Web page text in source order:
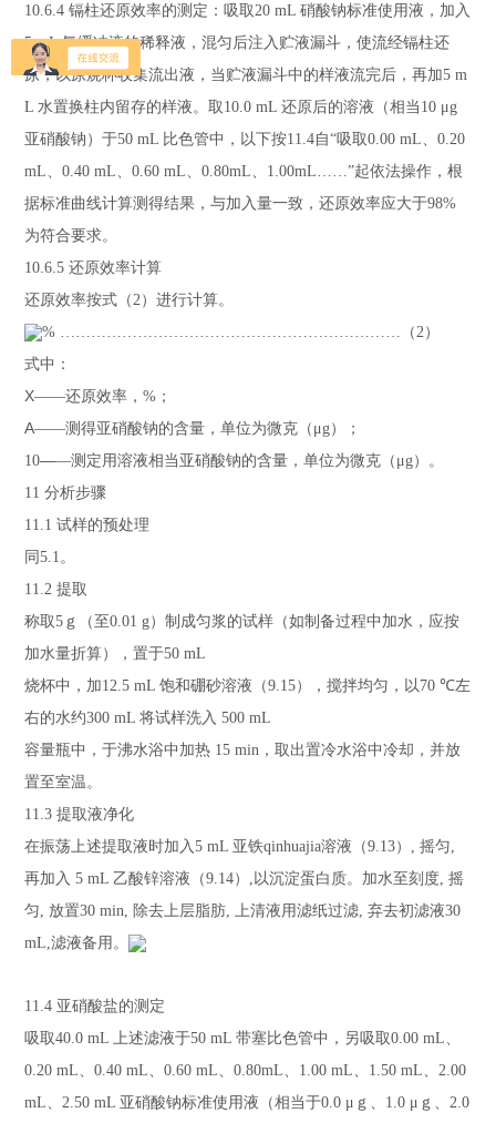
10.6.4 镉柱还原效率的测定：吸取20 mL硝酸钠标准使用液，加入
5 mL氨缓冲液的稀释液，混匀后注入贮液漏斗，使流经镉柱还
原，以原烧杯收集流出液，当贮液漏斗中的样液流完后，再加5 m
L水置换柱内留存的样液。取 10.0 mL还原后的溶液（相当 10 μg
亚硝酸钠）于50 mL 比色管中，以下按11.4自“吸取0.00 mL、0.20
mL、0.40 mL、0.60 mL、0.80mL、 1.00mL……”起依法操作，根
据标准曲线计算测得结果，与加入量一致，还原效率应大于98%
为符合要求。
10.6.5 还原效率计算
还原效率按式（2）进行计算。
% …………………………………………………………（2）
式中：
X——还原效率，% ；
A——测得亚硝酸钠的含量，单位为微克（ μg）；
10——测定用溶液相当亚硝酸钠的含量，单位为微克（ μg）。
11分析步骤
11.1试样的预处理
同5.1。
11.2提取
称取5 ｇ（至0.01 g）制成匀浆的试样（如制备过程中加水，应按
加水量折算），置于50 mL
烧杯中，加12.5 mL饱和硼砂溶液（9.15），搅拌均匀，以70℃左
右的水约300 mL将试样洗入500 mL
容量瓶中，于沸水浴中加热 15 min ，取出置冷水浴中冷却，并放
置至室温。
11.3提取液净化
在振荡上述提取液时加入5 mL 亚铁qinhuajia溶液（9.13） ,摇匀,
再加入5 mL 乙酸锌溶液（9.14） , 以沉淀蛋白质。加水至刻度,摇
匀, 放置30 min, 除去上层脂肪,上清液用滤纸过滤,弃去初滤液30
mL,滤液备用。
11.4 亚硝酸盐的测定
吸取40.0 mL上述滤液于50 mL带塞比色管中，另吸取0.00 mL、
0.20 mL、0.40 mL、0.60 mL、0.80mL、 1.00 mL、 1.50 mL、2.00
mL、2.50 mL 亚硝酸钠标准使用液（相当于0.0 μ ｇ、 1.0 μ ｇ、2.0